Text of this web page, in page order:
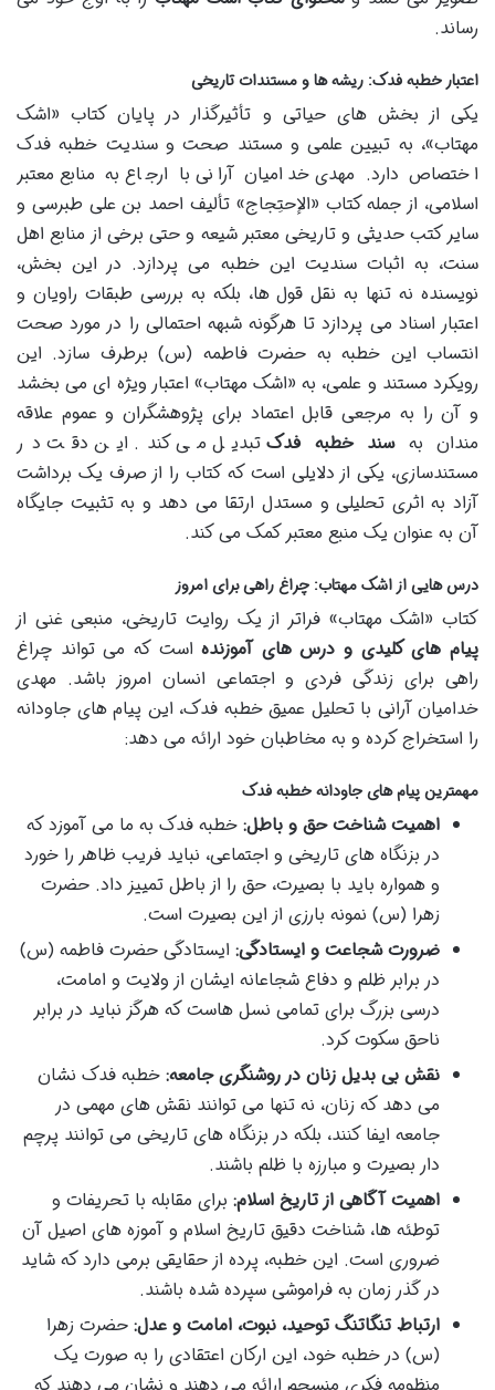
رساند.
اعتبار خطبه فدک: ریشه ها و مستندات تاریخی
یکی از بخش های حیاتی و تأثیرگذار در پایان کتاب «اشک
مهتاب»، به تبیین علمی و مستند صحت و سندیت خطبه فدک
اختصاص دارد. مهدی خدامیان آرانی با ارجاع به منابع معتبر
اسلامی، از جمله کتاب «الإحتِجاج» تألیف احمد بن علی طبرسی و
سایر کتب حدیثی و تاریخی معتبر شیعه و حتی برخی از منابع اهل
سنت، به اثبات سندیت این خطبه می پردازد. در این بخش،
نویسنده نه تنها به نقل قول ها، بلکه به بررسی طبقات راویان و
اعتبار اسناد می پردازد تا هرگونه شبهه احتمالی را در مورد صحت
انتساب این خطبه به حضرت فاطمه (س) برطرف سازد. این
رویکرد مستند و علمی، به «اشک مهتاب» اعتبار ویژه ای می بخشد
و آن را به مرجعی قابل اعتماد برای پژوهشگران و عموم علاقه
مندان بهسند خطبه فدک تبدیل می کند. این دقت در
مستندسازی، یکی از دلایلی است که کتاب را از صرف یک برداشت
آزاد به اثری تحلیلی و مستدل ارتقا می دهد و به تثبیت جایگاه
آن به عنوان یک منبع معتبر کمک می کند.
درس هایی از اشک مهتاب: چراغ راهی برای امروز
کتاب «اشک مهتاب» فراتر از یک روایت تاریخی، منبعی غنی از
پیام های کلیدی و درس های آموزندهاست که می تواند چراغ
راهی برای زندگی فردی و اجتماعی انسان امروز باشد. مهدی
خدامیان آرانی با تحلیل عمیق خطبه فدک، این پیام های جاودانه
را استخراج کرده و به مخاطبان خود ارائه می دهد:
مهمترین پیام های جاودانه خطبه فدک
اهمیت شناخت حق و باطل: خطبه فدک به ما می آموزد که
در بزنگاه های تاریخی و اجتماعی، نباید فریب ظاهر را خورد
و همواره باید با بصیرت، حق را از باطل تمییز داد. حضرت
زهرا (س) نمونه بارزی از این بصیرت است.
ضرورت شجاعت و ایستادگی: ایستادگی حضرت فاطمه (س)
در برابر ظلم و دفاع شجاعانه ایشان از ولایت و امامت،
درسی بزرگ برای تمامی نسل هاست که هرگز نباید در برابر
ناحق سکوت کرد.
نقش بی بدیل زنان در روشنگری جامعه: خطبه فدک نشان
می دهد که زنان، نه تنها می توانند نقش های مهمی در
جامعه ایفا کنند، بلکه در بزنگاه های تاریخی می توانند پرچم
دار بصیرت و مبارزه با ظلم باشند.
اهمیت آگاهی از تاریخ اسلام: برای مقابله با تحریفات و
توطئه ها، شناخت دقیق تاریخ اسلام و آموزه های اصیل آن
ضروری است. این خطبه، پرده از حقایقی برمی دارد که شاید
در گذر زمان به فراموشی سپرده شده باشند.
ارتباط تنگاتنگ توحید، نبوت، امامت و عدل: حضرت زهرا
(س) در خطبه خود، این ارکان اعتقادی را به صورت یک